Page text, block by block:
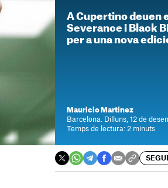
A Cupertino deuen
Severance i Black
per a una nova
Mauricio Martínez
Barcelona. Dilluns, 12 de
Temps de lectura: 2 minuts